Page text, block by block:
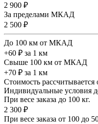
2 900 ₽
За пределами МКАД
2 500 ₽
До 100 км от МКАД
+60 ₽ за 1 км
Свыше 100 км от МКАД
+70 ₽ за 1 км
Стоимость рассчитывается
Индивидуальные условия
При весе заказа до 100 кг.
2 300 ₽
При весе заказа от 100 до